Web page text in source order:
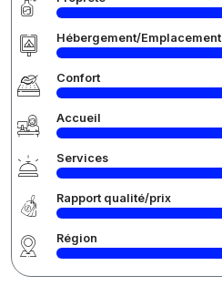
Hébergement/Emplacement
Confort
Accueil
Services
Rapport qualité/prix
Région